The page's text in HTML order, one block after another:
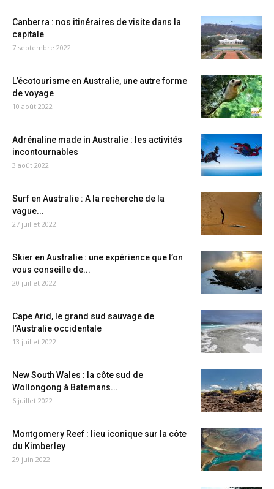
Canberra : nos itinéraires de visite dans la
capitale
7 septembre 2022
L’écotourisme en Australie, une autre forme
de voyage
10 août 2022
Adrénaline made in Australie : les activités
incontournables
3 août 2022
Surf en Australie : A la recherche de la
vague...
27 juillet 2022
Skier en Australie : une expérience que l’on
vous conseille de...
20 juillet 2022
Cape Arid, le grand sud sauvage de
l’Australie occidentale
13 juillet 2022
New South Wales : la côte sud de
Wollongong à Batemans...
6 juillet 2022
Montgomery Reef : lieu iconique sur la côte
du Kimberley
29 juin 2022